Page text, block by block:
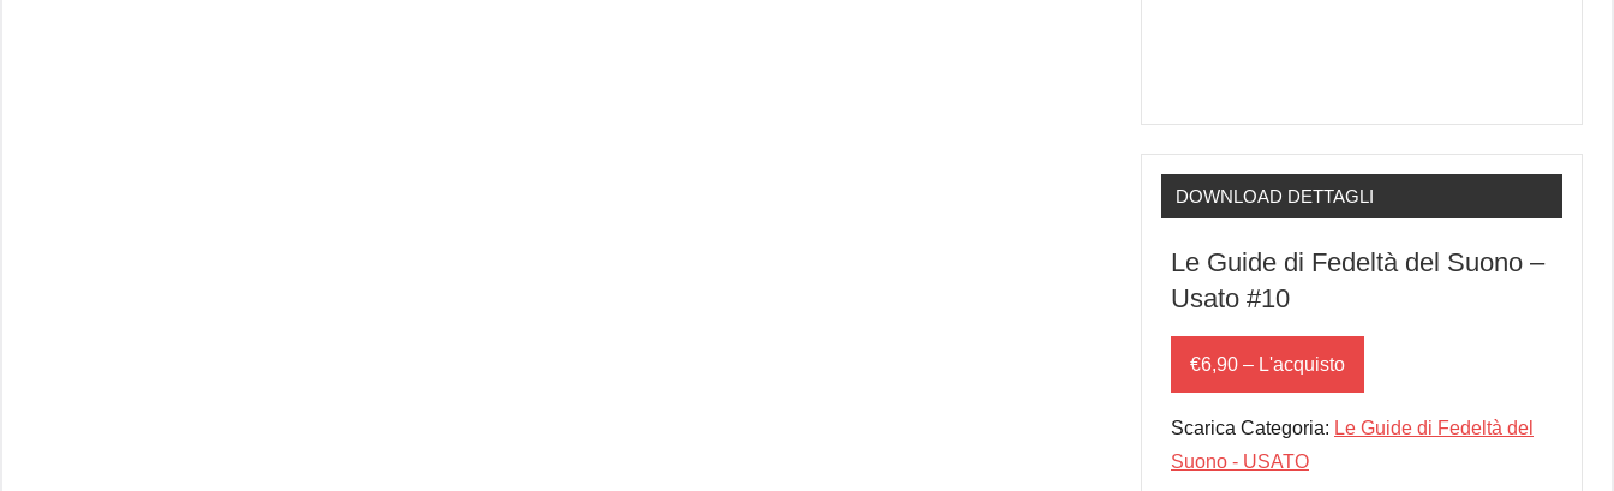
DOWNLOAD DETTAGLI
Le Guide di Fedeltà del Suono –
Usato #10
€6,90 – L'acquisto
Scarica Categoria: Le Guide di Fedeltà del
Suono - USATO